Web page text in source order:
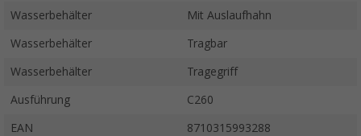
Wasserbehälter Mit Auslaufhahn
Wasserbehälter Tragbar
Wasserbehälter Tragegriff
Ausführung C260
EAN 8710315993288